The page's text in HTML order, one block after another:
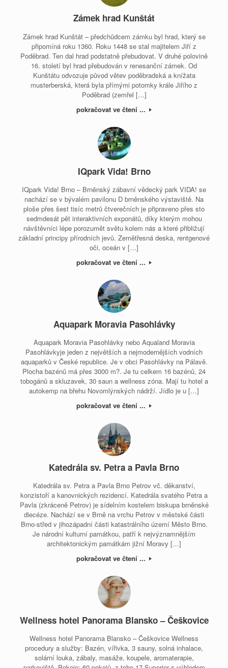
Zámek hrad Kunštát
Zámek hrad Kunštát – předchůdcem zámku byl hrad, který se
připomíná roku 1360. Roku 1448 se stal majitelem Jiří z
Poděbrad. Ten dal hrad podstatně přebudovat. V druhé polovině
16. století byl hrad přebudován v renesanční zámek. Od
Kunštátu odvozuje původ větev poděbradská a knížata
musterberská, která byla přímými potomky krále Jiřího z
Poděbrad (zemřel […]
pokračovat ve čtení ...
IQpark Vida! Brno
IQpark Vida! Brno – Brněnský zábavní vědecký park VIDA! se
nachází se v bývalém pavilonu D brněnského výstaviště. Na
ploše přes šest tisíc metrů čtverečních je připraveno přes sto
sedmdesát pět interaktivních exponátů, díky kterým mohou
návštěvníci lépe porozumět světu kolem nás a které přibližují
základní principy přírodních jevů. Zemětřesná deska, rentgenové
oči, oceán v […]
pokračovat ve čtení ...
Aquapark Moravia Pasohlávky
Aquapark Moravia Pasohlávky nebo Aqualand Moravia
Pasohlávkyje jeden z největších a nejmodernějších vodních
aquaparků v České republice. Je v obci Pasohlávky na Pálavě.
Plocha bazénů má přes 3000 m?. Je tu celkem 16 bazénů, 24
tobogánů a skluzavek, 30 saun a wellness zóna. Mají tu hotel a
autokemp na břehu Novomlýnských nádrží. Jídlo je u […]
pokračovat ve čtení ...
Katedrála sv. Petra a Pavla Brno
Katedrála sv. Petra a Pavla Brno Petrov vč. děkanství,
konzistoří a kanovnických rezidencí. Katedrála svatého Petra a
Pavla (zkráceně Petrov) je sídelním kostelem biskupa brněnské
diecéze. Nachází se v Brně na vrchu Petrov v městské části
Brno-střed v jihozápadní části katastrálního území Město Brno.
Je národní kulturní památkou, patří k nejvýznamnějším
architektonickým památkám jižní Moravy […]
pokračovat ve čtení ...
Wellness hotel Panorama Blansko – Češkovice
Wellness hotel Panorama Blansko – Češkovice Wellness
procedury a služby: Bazén, vířivka, 3 sauny, solná inhalace,
solární louka, zábaly, masáže, koupele, aromaterapie,